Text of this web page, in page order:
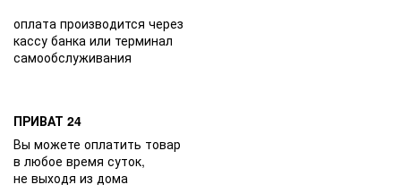
оплата производится через
кассу банка или терминал
самообслуживания
ПРИВАТ 24
Вы можете оплатить товар
в любое время суток,
не выходя из дома